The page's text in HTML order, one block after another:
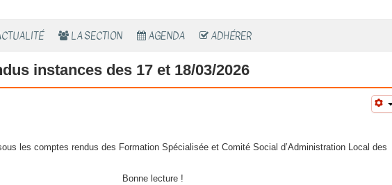
LA SECTION AGENDA ADHÉRER
instances des 17 et 18/03/2026
les comptes rendus des Formation Spécialisée et Comité Social d’Administration Local des
Bonne lecture !